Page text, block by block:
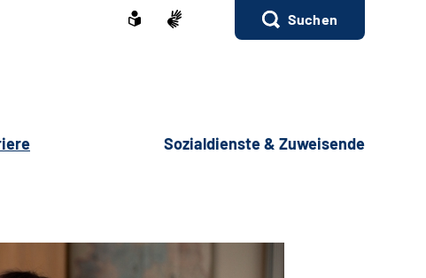
Suchen
Sozialdienste & Zuweisende